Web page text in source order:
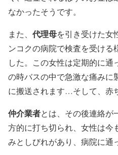
なかったそうです。
また、 代理母を引き受けた女
ンコクの病院で検査を受ける
した。この女性は定期的に通
の時バスの中で急激な痛みに
に搬送されます…そして、赤
仲介業者とは、その後連絡が
方的に打ち切られ、女性は今
みとしびれがあり、病院に通